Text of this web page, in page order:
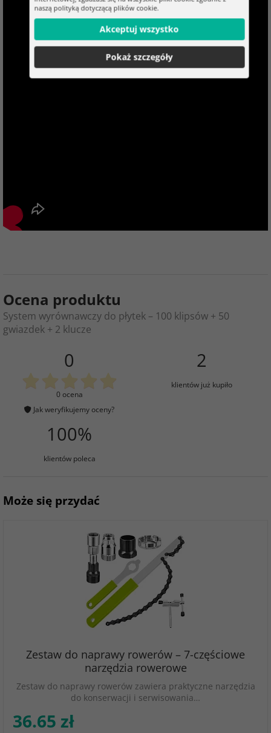
Ocena produktu
System wyrównawczy do płytek – 100 klipsów + 50
gwiazdek + 2 klucze
0
0 ocena
Jak weryfikujemy oceny?
2
klientów już kupiło
100%
klientów poleca
Może się przydać
Zestaw do naprawy rowerów – 7-częściowe
narzędzia rowerowe
Zestaw do naprawy rowerów zawiera praktyczne narzędzia
do konserwacji i serwisowania…
36.65 zł
naszą polityką dotyczącą plików cookie.
Akceptuj wszystko
Pokaż szczegóły